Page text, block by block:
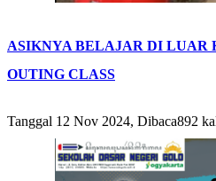
ASIKNYA BELAJAR DI LUAR
OUTING CLASS
Tanggal 12 Nov 2024, Dibaca892